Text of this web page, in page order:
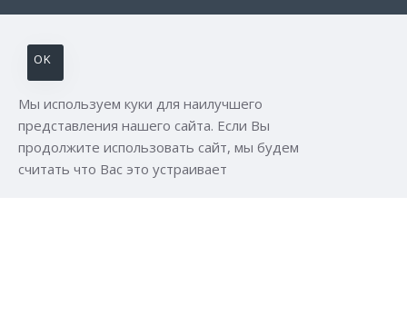
OK
Мы используем куки для наилучшего
представления нашего сайта. Если Вы
продолжите использовать сайт, мы будем
считать что Вас это устраивает